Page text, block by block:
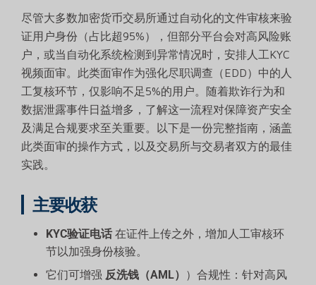
尽管大多数加密货币交易所通过自动化的文件审核来验
证用户身份（占比超95%），但部分平台会对高风险账
户，或当自动化系统检测到异常情况时，安排人工KYC
视频面审。此类面审作为强化尽职调查（EDD）中的人
工复核环节，仅影响不足5%的用户。随着欺诈行为和
数据泄露事件日益增多，了解这一流程对保障资产安全
及满足合规要求至关重要。以下是一份完整指南，涵盖
此类面审的操作方式，以及交易所与交易者双方的最佳
实践。
主要收获
KYC验证电话 在证件上传之外，增加人工审核环
节以加强身份核验。
它们可增强 反洗钱（AML） ）合规性：针对高风